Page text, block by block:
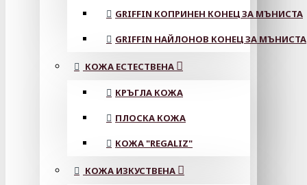
GRIFFIN КОПРИНЕН КОНЕЦ ЗА МЪНИСТА
GRIFFIN НАЙЛОНОВ КОНЕЦ ЗА МЪНИСТА
КОЖА ЕСТЕСТВЕНА
КРЪГЛА КОЖА
ПЛОСКА КОЖА
КОЖА "REGALIZ"
КОЖА ИЗКУСТВЕНА